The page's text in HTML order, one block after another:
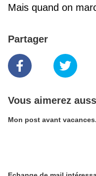
Mais quand on
Partager
Vous aimerez
Mon post avant vacances.